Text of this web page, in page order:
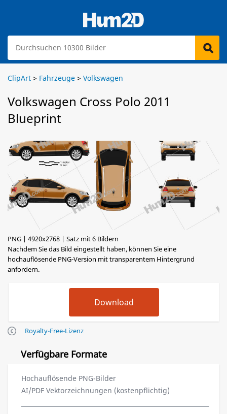
ClipArt > Fahrzeuge > Volkswagen
Volkswagen Cross Polo 2011
Blueprint
PNG | 4920x2768 | Satz mit 6 Bildern
Nachdem Sie das Bild eingestellt haben, können Sie eine
hochauflösende PNG-Version mit transparentem Hintergrund
anfordern.
Royalty-Free-Lizenz
Verfügbare Formate
Hochauflösende PNG-Bilder
AI/PDF Vektorzeichnungen (kostenpflichtig)